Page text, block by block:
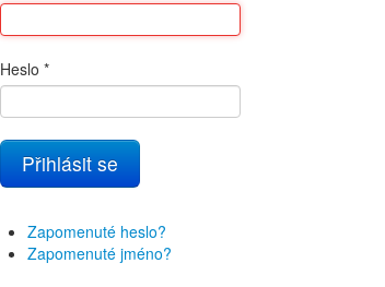
Heslo *
Přihlásit se
Zapomenuté heslo?
Zapomenuté jméno?